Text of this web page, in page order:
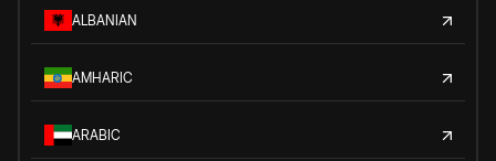
ALBANIAN
AMHARIC
ARABIC